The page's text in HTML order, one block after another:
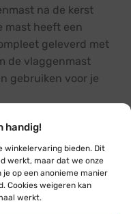
handig!
winkelervaring bieden. Dit
werkt, maar dat we onze
op een anonieme manier
Cookies weigeren kan
werkt.
na de kerst
mast heeft een
geleverd met
de vlaggenmast
gebruiken voor je
verzendkosten